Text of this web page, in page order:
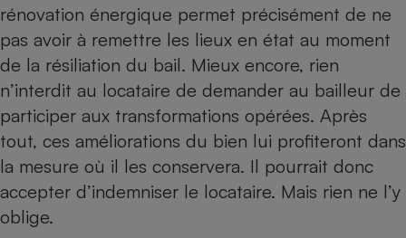
rénovation énergique permet précisément de ne
pas avoir à remettre les lieux en état au moment
de la résiliation du bail. Mieux encore, rien
n’interdit au locataire de demander au bailleur de
participer aux transformations opérées. Après
tout, ces améliorations du bien lui profiteront dans
la mesure où il les conservera. Il pourrait donc
accepter d’indemniser le locataire. Mais rien ne l’y
oblige.